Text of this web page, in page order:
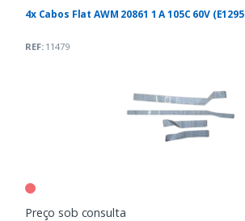
4x Cabos Flat AWM 20861 1 A 105C 60V
REF:11479
Preço sob consulta